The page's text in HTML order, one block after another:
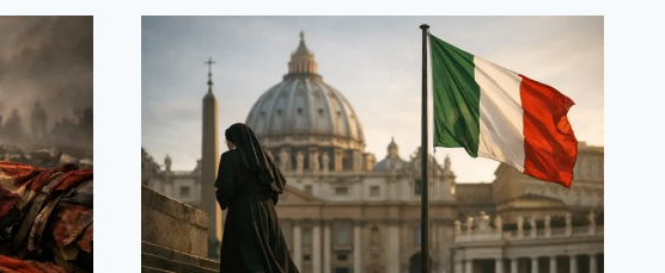
ACCADDE
DAVVERO
NELL’850°
ANNIVERSARIO
DEL
2026